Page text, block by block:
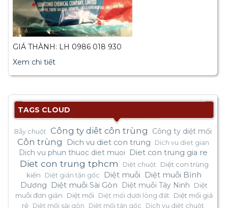
GIÁ THÀNH: LH 0986 018 930
Xem chi tiết
TAGS CLOUD
Bẫy chuột Công ty diêt côn trùng Công ty diệt mối
Côn trùng Dich vu diet con trung Dich vu diet gian
Dich vu phun thuoc diet muoi Diet con trung gia re
Diet con trung tphcm Diệt chuột
Diệt con trùng
kiến
Diệt gián tận gốc Diệt muỗi
Diệt muỗi Bình
Dương
Diệt muỗi Sài Gòn Diệt muỗi Tây Ninh
Diệt
muỗi đơn giản
Diệt mối Diệt mối dưới lòng đất
Diệt mối giá
rẻ Diệt mối sài gòn Diệt mối tận gốc Dịch vụ diệt chuột